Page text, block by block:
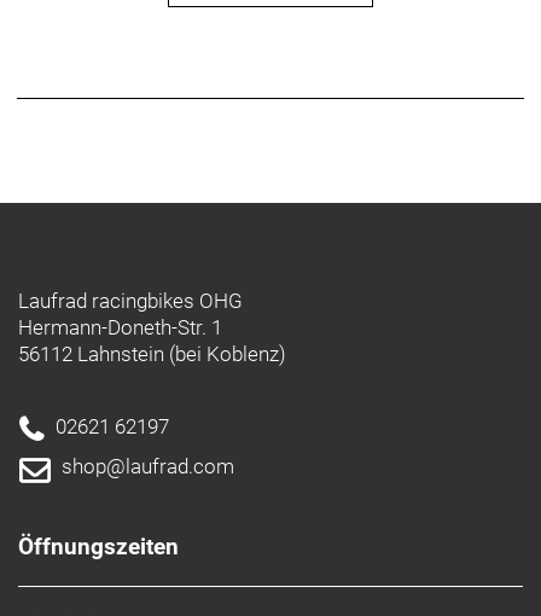
Laufrad racingbikes OHG
Hermann-Doneth-Str. 1
56112 Lahnstein (bei Koblenz)
02621 62197
shop@laufrad.com
Öffnungszeiten